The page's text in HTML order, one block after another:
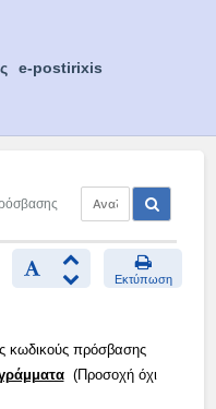
e-postirixis
Εκτύπωση
κωδικούς πρόσβασης
(Προσοχή όχι